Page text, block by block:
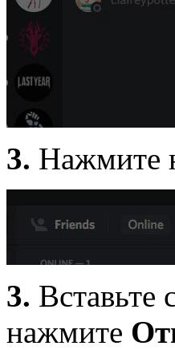
3. Нажмите
3. Вставьте
нажмите